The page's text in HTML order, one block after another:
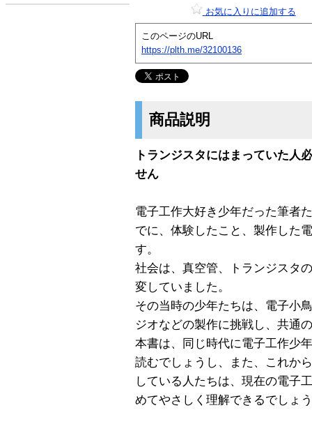
お気に入りに追加する
このページのURL
https://plth.me/32100136
商品説明
トランジスタにはまっていた人
せん
電子工作大好き少年だった筆者
でに、体験したこと、製作した
す。
社会は、真空管、トランジスタ
変していました。
その当時の少年たちは、電子小
ジオなどの製作に挑戦し、共通
本書は、同じ時代に電子工作少
読むでしょうし、また、これか
している人たちは、現在の電子
めてやさしく理解できるでしょ